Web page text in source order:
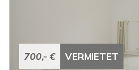
700,- € VERMIETET